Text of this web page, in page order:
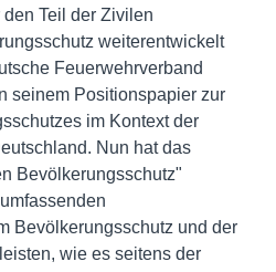
Teil der Zivilen
weiterentwickelt
Feuerwehrverband
seinem Positionspapier zur
im Kontext der
Nun hat das
Bevölkerungsschutz"
Bevölkerungsschutz und der
wie es seitens der